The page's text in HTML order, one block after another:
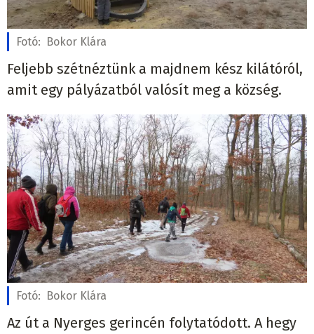
Fotó: Bokor Klára
Feljebb szétnéztünk a majdnem kész kilátóról,
amit egy pályázatból valósít meg a község.
Fotó: Bokor Klára
Az út a Nyerges gerincén folytatódott. A hegy